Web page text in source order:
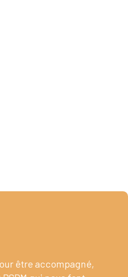
être accompagné,